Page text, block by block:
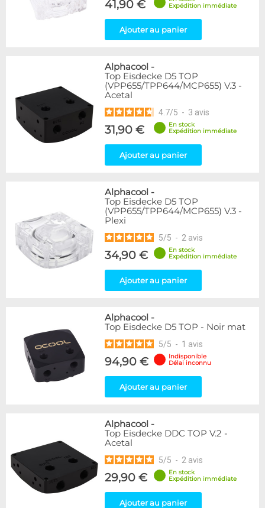
41,90 €
Expédition immédiate
Ajouter au panier
Alphacool -
Top Eisdecke D5 TOP
(VPP655/TPP644/MCP655) V.3 -
Acetal
4.7/5 - 3 avis
31,90 €
En stock
Expédition immédiate
Ajouter au panier
Alphacool -
Top Eisdecke D5 TOP
(VPP655/TPP644/MCP655) V.3 -
Plexi
5/5 - 2 avis
34,90 €
En stock
Expédition immédiate
Ajouter au panier
Alphacool -
Top Eisdecke D5 TOP - Noir mat
5/5 - 1 avis
94,90 €
Indisponible
Délai inconnu
Ajouter au panier
Alphacool -
Top Eisdecke DDC TOP V.2 -
Acetal
5/5 - 2 avis
29,90 €
En stock
Expédition immédiate
Ajouter au panier